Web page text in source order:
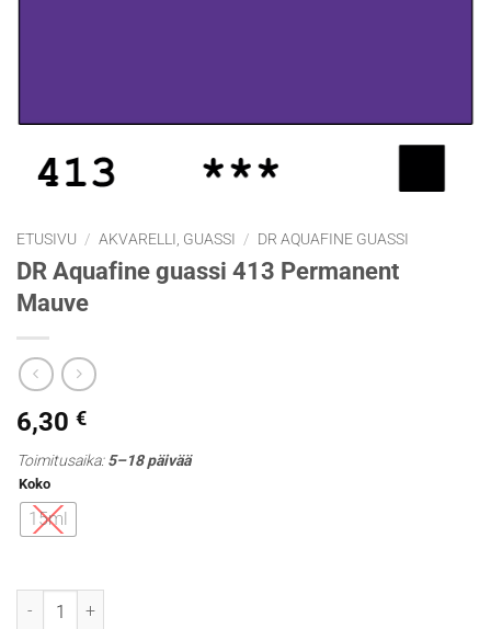
ETUSIVU / AKVARELLI, GUASSI / DR AQUAFINE GUASSI
DR Aquafine guassi 413 Permanent
Mauve
6,30 €
Toimitusaika:5–18 päivää
Koko
15ml
DR Aquafine guassi 413 Permanent Mauve määrä